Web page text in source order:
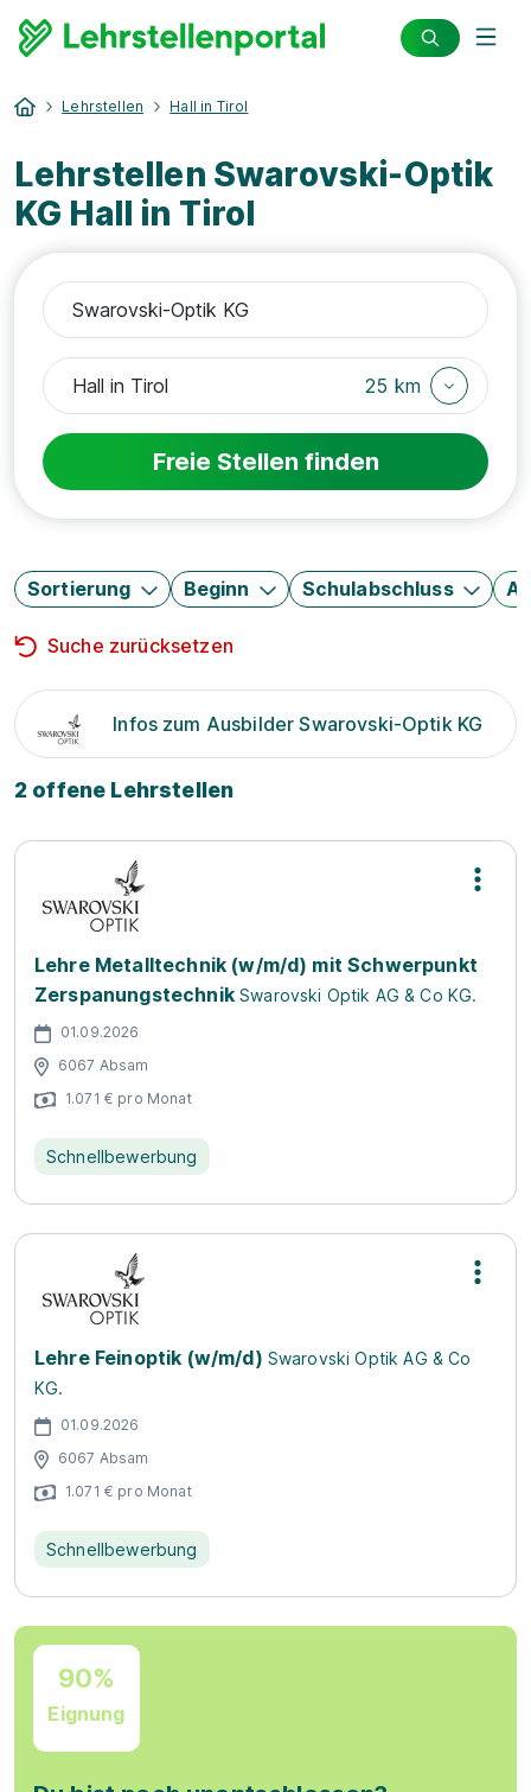
Lehrstellen Hall in Tirol
Lehrstellen Swarovski-Optik
KG Hall in Tirol
25 km
Freie Stellen finden
Sortierung Beginn Schulabschluss
Suche zurücksetzen
Infos zum Ausbilder Swarovski-Optik KG
2 offene Lehrstellen
Lehre Metalltechnik (w/m/d) mit Schwerpunkt
Zerspanungstechnik Swarovski Optik AG & Co KG.
01.09.2026
6067 Absam
1.071 € pro Monat
Schnellbewerbung
Lehre Feinoptik (w/m/d) Swarovski Optik AG & Co
KG.
01.09.2026
6067 Absam
1.071 € pro Monat
Schnellbewerbung
90%
Eignung